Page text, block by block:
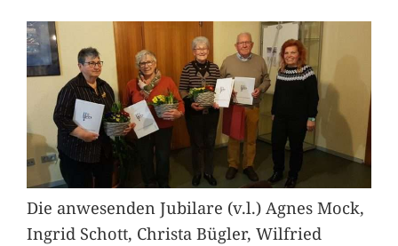
Die anwesenden Jubilare (v.l.) Agnes Mock,
Ingrid Schott, Christa Bügler, Wilfried